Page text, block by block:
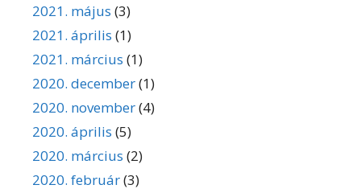
2021. május (3)
2021. április (1)
2021. március (1)
2020. december(1)
2020. november(4)
2020. április (5)
2020. március (2)
2020. február(3)